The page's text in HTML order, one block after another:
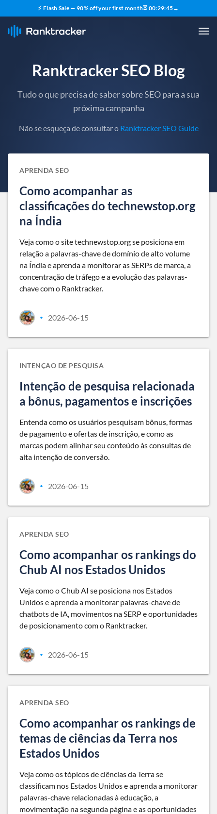
⚡ Flash Sale — 90% off your first month⏳ 00:29:44→
Ranktracker SEO Blog
Tudo o que precisa de saber sobre SEO para a sua
próxima campanha
Não se esqueça de consultar o Ranktracker SEO Guide
APRENDA SEO
Como acompanhar as
classificações do technewstop.org
na Índia
Veja como o site technewstop.org se posiciona em
relação a palavras-chave de domínio de alto volume
na Índia e aprenda a monitorar as SERPs de marca, a
concentração de tráfego e a evolução das palavras-
chave com o Ranktracker.
• 2026-06-15
INTENÇÃO DE PESQUISA
Intenção de pesquisa relacionada
a bônus, pagamentos e inscrições
Entenda como os usuários pesquisam bônus, formas
de pagamento e ofertas de inscrição, e como as
marcas podem alinhar seu conteúdo às consultas de
alta intenção de conversão.
• 2026-06-15
APRENDA SEO
Como acompanhar os rankings do
Chub AI nos Estados Unidos
Veja como o Chub AI se posiciona nos Estados
Unidos e aprenda a monitorar palavras-chave de
chatbots de IA, movimentos na SERP e oportunidades
de posicionamento com o Ranktracker.
• 2026-06-15
APRENDA SEO
Como acompanhar os rankings de
temas de ciências da Terra nos
Estados Unidos
Veja como os tópicos de ciências da Terra se
classificam nos Estados Unidos e aprenda a monitorar
palavras-chave relacionadas à educação, a
movimentação na segunda página e as oportunidades